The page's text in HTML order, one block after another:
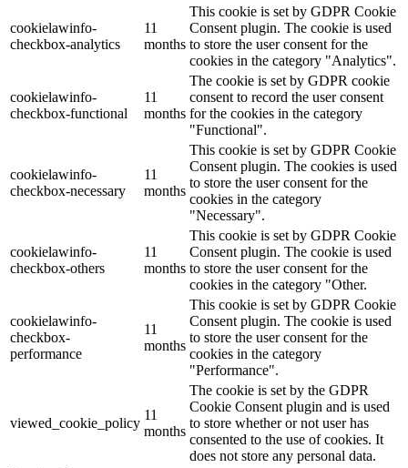
cookielawinfo-
checkbox-analytics
11
months
This cookie is set by GDPR Cookie
Consent plugin. The cookie is used
to store the user consent for the
cookies in the category "Analytics".
cookielawinfo-
checkbox-functional
11
months
The cookie is set by GDPR cookie
consent to record the user consent
for the cookies in the category
"Functional".
cookielawinfo-
checkbox-necessary
11
months
This cookie is set by GDPR Cookie
Consent plugin. The cookies is used
to store the user consent for the
cookies in the category
"Necessary".
cookielawinfo-
checkbox-others
11
months
This cookie is set by GDPR Cookie
Consent plugin. The cookie is used
to store the user consent for the
cookies in the category "Other.
cookielawinfo-
checkbox-
performance
11
months
This cookie is set by GDPR Cookie
Consent plugin. The cookie is used
to store the user consent for the
cookies in the category
"Performance".
viewed_cookie_policy
11
months
The cookie is set by the GDPR
Cookie Consent plugin and is used
to store whether or not user has
consented to the use of cookies. It
does not store any personal data.